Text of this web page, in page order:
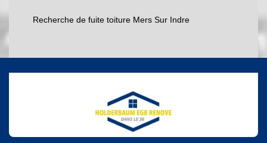
Recherche de fuite toiture Mers Sur Indre